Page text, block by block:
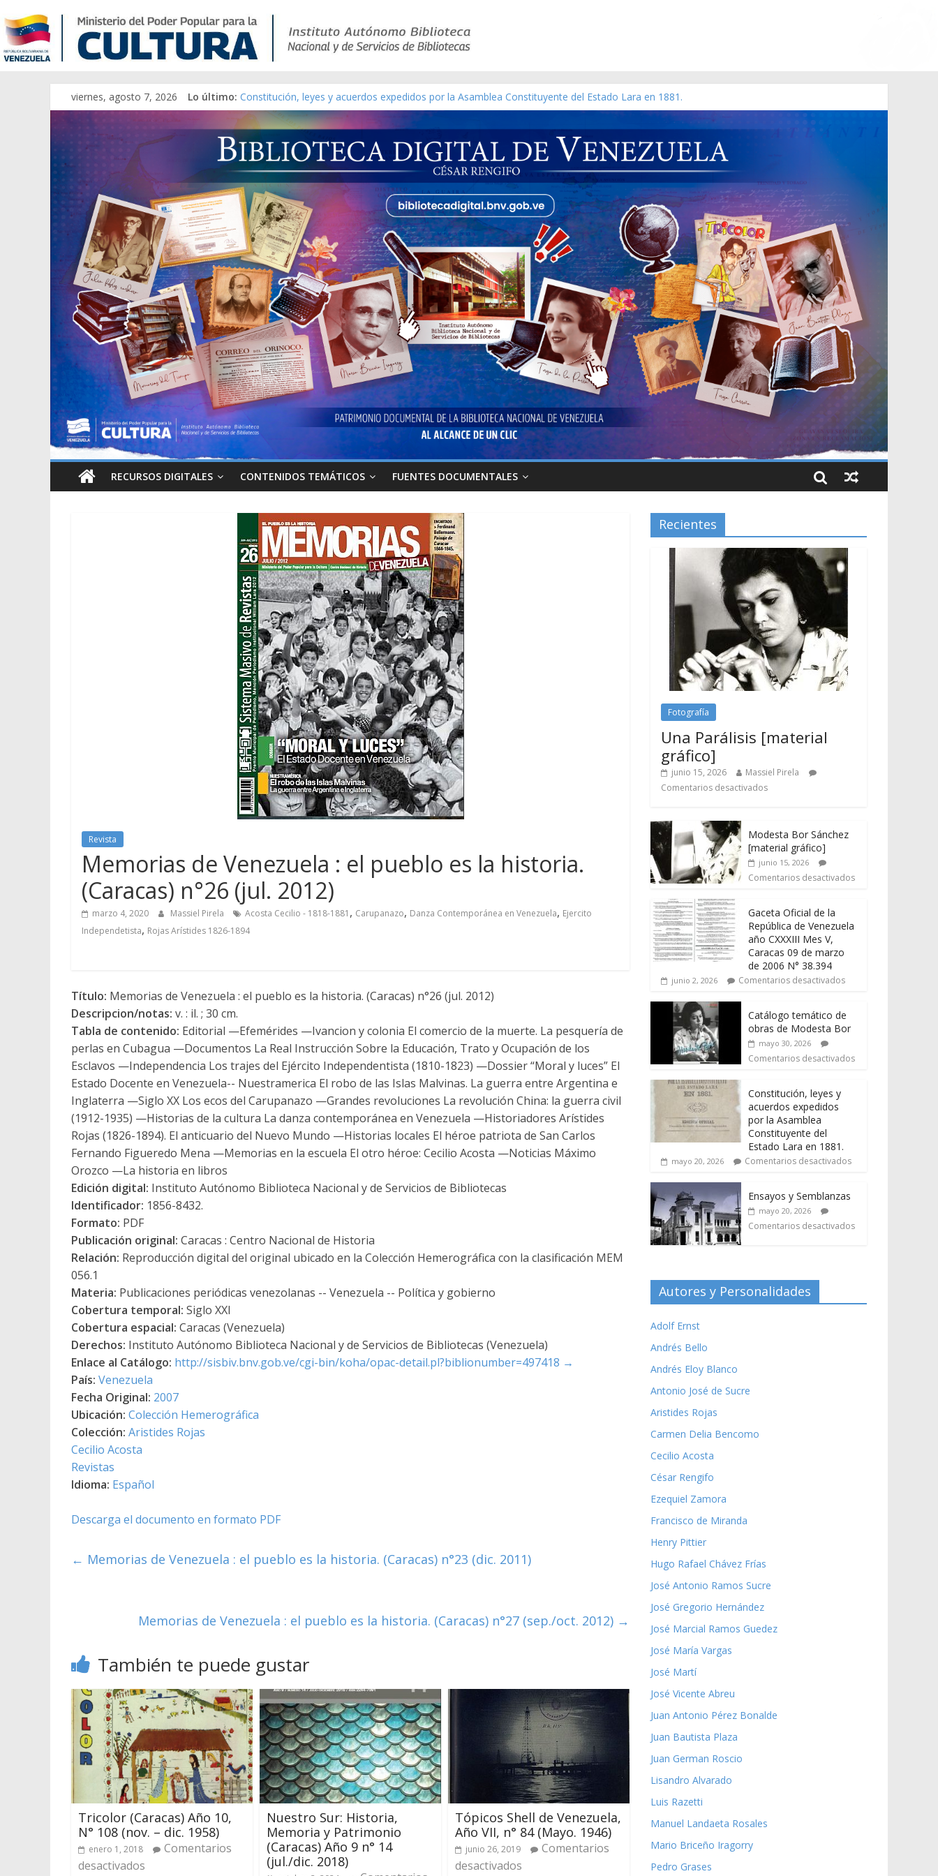
viernes, agosto 7, 2026 Lo último: Constitución, leyes y acuerdos expedidos por la Asamblea Constituyente del Estado Lara en 1881.
Una Parálisis [material gráfico]
Modesta Bor Sánchez [material gráfico]
Gaceta Oficial de la República de Venezuela año CXXXIII Mes V, Caracas 09 de marzo de 2006 N° 38.394
Catálogo temático de obras de Modesta Bor
RECURSOS DIGITALES CONTENIDOS TEMÁTICOS FUENTES DOCUMENTALES
Revista
Memorias de Venezuela : el pueblo es la historia.
(Caracas) n°26 (jul. 2012)
marzo 4, 2020 Massiel Pirela Acosta Cecilio - 1818-1881 , Carupanazo, Danza Contemporánea en Venezuela, Ejercito
Independetista, Rojas Arístides 1826-1894
Título: Memorias de Venezuela : el pueblo es la historia. (Caracas) n°26 (jul. 2012)
Descripcion/notas: v. : il. ; 30 cm.
Tabla de contenido: Editorial —Efemérides —Ivancion y colonia El comercio de la muerte. La pesquería de
perlas en Cubagua —Documentos La Real Instrucción Sobre la Educación, Trato y Ocupación de los
Esclavos —Independencia Los trajes del Ejército Independentista (1810-1823) —Dossier “Moral y luces” El
Estado Docente en Venezuela-- Nuestramerica El robo de las Islas Malvinas. La guerra entre Argentina e
Inglaterra —Siglo XX Los ecos del Carupanazo —Grandes revoluciones La revolución China: la guerra civil
(1912-1935) —Historias de la cultura La danza contemporánea en Venezuela —Historiadores Arístides
Rojas (1826-1894). El anticuario del Nuevo Mundo —Historias locales El héroe patriota de San Carlos
Fernando Figueredo Mena —Memorias en la escuela El otro héroe: Cecilio Acosta —Noticias Máximo
Orozco —La historia en libros
Edición digital: Instituto Autónomo Biblioteca Nacional y de Servicios de Bibliotecas
Identificador: 1856-8432.
Formato: PDF
Publicación original: Caracas : Centro Nacional de Historia
Relación: Reproducción digital del original ubicado en la Colección Hemerográfica con la clasificación MEM
056.1
Materia: Publicaciones periódicas venezolanas -- Venezuela -- Política y gobierno
Cobertura temporal: Siglo XXI
Cobertura espacial: Caracas (Venezuela)
Derechos: Instituto Autónomo Biblioteca Nacional y de Servicios de Bibliotecas (Venezuela)
Enlace al Catálogo: http://sisbiv.bnv.gob.ve/cgi-bin/koha/opac-detail.pl?biblionumber=497418 →
País: Venezuela
Fecha Original: 2007
Ubicación: Colección Hemerográfica
Colección: Aristides Rojas
Cecilio Acosta
Revistas
Idioma: Español
Descarga el documento en formato PDF
← Memorias de Venezuela : el pueblo es la historia. (Caracas) n°23 (dic. 2011)
Memorias de Venezuela : el pueblo es la historia. (Caracas) n°27 (sep./oct. 2012) →
También te puede gustar
Tricolor (Caracas) Año 10,
N° 108 (nov. – dic. 1958)
enero 1, 2018
Comentarios
desactivados
Nuestro Sur: Historia,
Memoria y Patrimonio
(Caracas) Año 9 n° 14
(jul./dic. 2018)
Tópicos Shell de Venezuela,
Año VII, n° 84 (Mayo. 1946)
junio 26, 2019
Comentarios
desactivados
Recientes
Fotografía
Una Parálisis [material
gráfico]
junio 15, 2026
Massiel Pirela
Comentarios desactivados
Modesta Bor Sánchez
[material gráfico]
junio 15, 2026
Comentarios desactivados
Gaceta Oficial de la
República de Venezuela
año CXXXIII Mes V,
Caracas 09 de marzo
de 2006 N° 38.394
junio 2, 2026 Comentarios desactivados
Catálogo temático de
obras de Modesta Bor
mayo 30, 2026
Comentarios desactivados
Constitución, leyes y
acuerdos expedidos
por la Asamblea
Constituyente del
Estado Lara en 1881.
mayo 20, 2026 Comentarios desactivados
Ensayos y Semblanzas
mayo 20, 2026
Comentarios desactivados
Autores y Personalidades
Adolf Ernst
Andrés Bello
Andrés Eloy Blanco
Antonio José de Sucre
Aristides Rojas
Carmen Delia Bencomo
Cecilio Acosta
César Rengifo
Ezequiel Zamora
Francisco de Miranda
Henry Pittier
Hugo Rafael Chávez Frías
José Antonio Ramos Sucre
José Gregorio Hernández
José Marcial Ramos Guedez
José María Vargas
José Martí
José Vicente Abreu
Juan Antonio Pérez Bonalde
Juan Bautista Plaza
Juan German Roscio
Lisandro Alvarado
Luis Razetti
Manuel Landaeta Rosales
Mario Briceño Iragorry
Pedro Grases